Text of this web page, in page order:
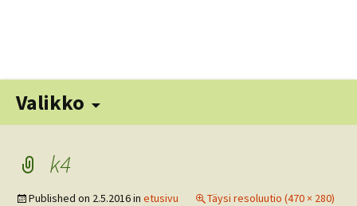
Valikko
k4
Published on 2.5.2016in etusivu Täysi resoluutio (470 × 280)